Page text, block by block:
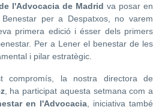
l'Advocacia de Madrid va posar en
per a Despatxos, no varem
primera edició i ésser dels primers
Per a Lener el benestar de les
i pilar estratègic.
compromís, la nostra directora de
, ha participat aquesta setmana com a
en l'Advocacia, iniciativa també